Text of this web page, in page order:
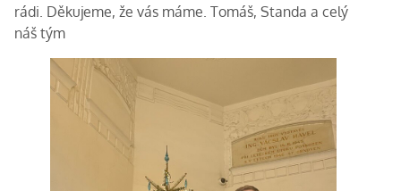
rádi. Děkujeme, že vás máme. Tomáš, Standa a celý
náš tým